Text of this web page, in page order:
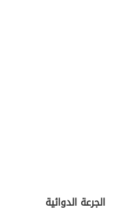
الجرعة الدوائية